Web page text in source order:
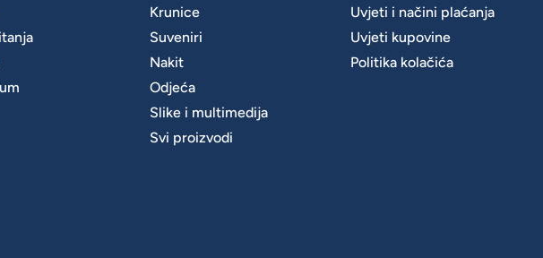
Krunice
Suveniri
Nakit
Odjeća
Slike i multimedija
Svi proizvodi
Uvjeti i načini plaćanja
Uvjeti kupovine
Politika kolačića